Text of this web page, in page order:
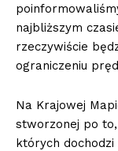
najbliższym
rzeczywiście
ograniczeniu
Na Krajowej
stworzonej po to,
których dochodzi